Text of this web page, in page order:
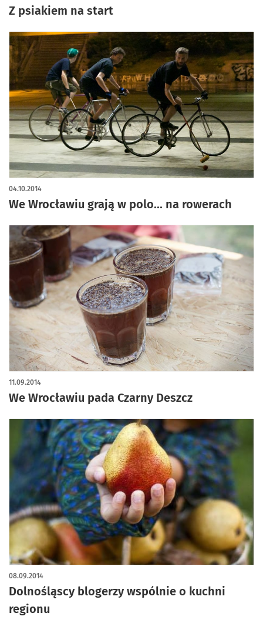
Z psiakiem na start
We Wrocławiu grają w polo... na rowerach
04.10.2014
We Wrocławiu pada Czarny Deszcz
11.09.2014
Dolnośląscy blogerzy wspólnie o kuchni
regionu
08.09.2014